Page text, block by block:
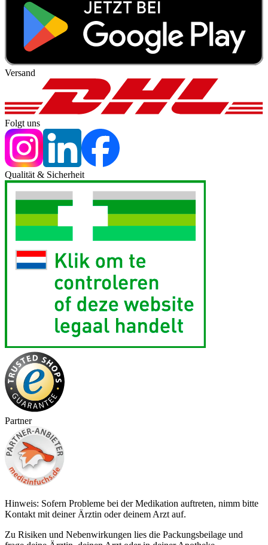
Versand
Folgt uns
Qualität & Sicherheit
Partner
Hinweis: Sofern Probleme bei der Medikation auftreten, nimm bitte
Kontakt mit deiner Ärztin oder deinem Arzt auf.
Zu Risiken und Nebenwirkungen lies die Packungsbeilage und